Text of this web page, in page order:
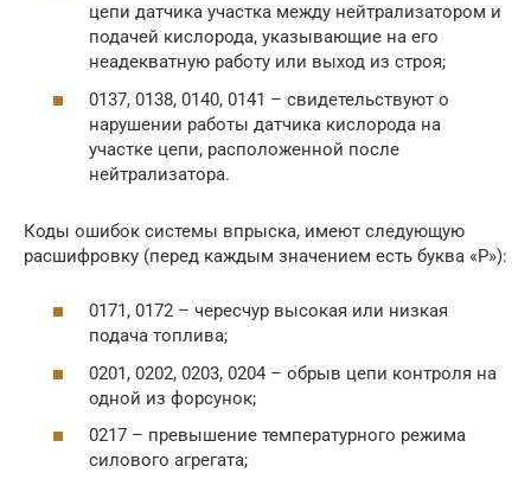
цепи датчика участка между нейтрализатором и
подачей кислорода, указывающие на его
неадекватную работу или выход из строя;
0137, 0138, 0140, 0141 – свидетельствуют о
нарушении работы датчика кислорода на
участке цепи, расположенной после
нейтрализатора.
Коды ошибок системы впрыска, имеют следующую
расшифровку (перед каждым значением есть буква «Р»):
0171, 0172 – чересчур высокая или низкая
подача топлива;
0201, 0202, 0203, 0204 – обрыв цепи контроля на
одной из форсунок;
0217 – превышение температурного режима
силового агрегата;